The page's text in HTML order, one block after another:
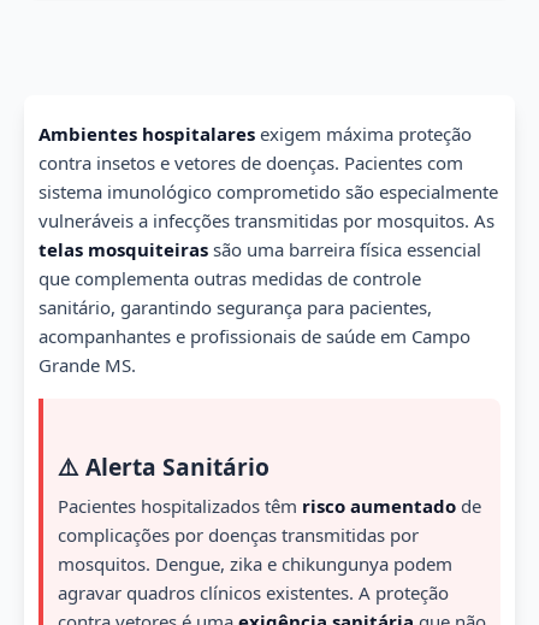
Ambientes hospitalares exigem máxima proteção
contra insetos e vetores de doenças. Pacientes com
sistema imunológico comprometido são especialmente
vulneráveis a infecções transmitidas por mosquitos. As
telas mosquiteiras são uma barreira física essencial
que complementa outras medidas de controle
sanitário, garantindo segurança para pacientes,
acompanhantes e profissionais de saúde em Campo
Grande MS.
⚠️ Alerta Sanitário
Pacientes hospitalizados têm risco aumentado de
complicações por doenças transmitidas por
mosquitos. Dengue, zika e chikungunya podem
agravar quadros clínicos existentes. A proteção